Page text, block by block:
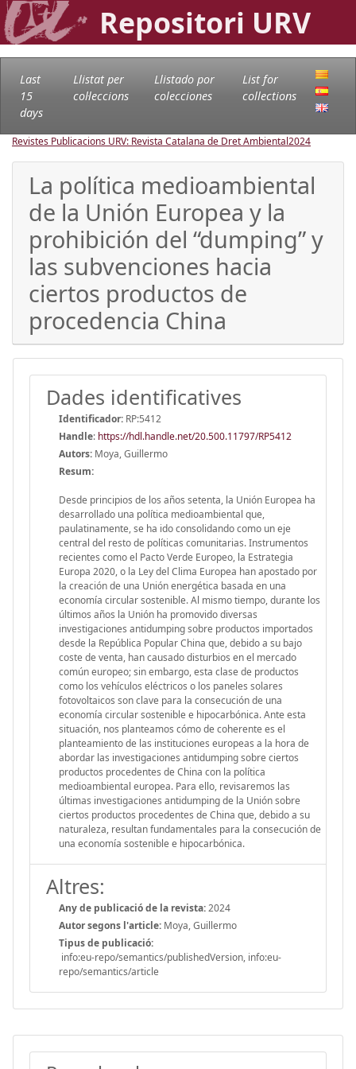
Repositori URV
Last
15
days
Llistat per
col·leccions
Llistado por
colecciones
List for
collections
Revistes Publicacions URV: Revista Catalana de Dret Ambiental2024
La política medioambiental
de la Unión Europea y la
prohibición del “dumping” y
las subvenciones hacia
ciertos productos de
procedencia China
Dades identificatives
Identificador: RP:5412
Handle: https://hdl.handle.net/20.500.11797/RP5412
Autors: Moya, Guillermo
Resum:
Desde principios de los años setenta, la Unión Europea ha
desarrollado una política medioambiental que,
paulatinamente, se ha ido consolidando como un eje
central del resto de políticas comunitarias. Instrumentos
recientes como el Pacto Verde Europeo, la Estrategia
Europa 2020, o la Ley del Clima Europea han apostado por
la creación de una Unión energética basada en una
economía circular sostenible. Al mismo tiempo, durante los
últimos años la Unión ha promovido diversas
investigaciones antidumping sobre productos importados
desde la República Popular China que, debido a su bajo
coste de venta, han causado disturbios en el mercado
común europeo; sin embargo, esta clase de productos
como los vehículos eléctricos o los paneles solares
fotovoltaicos son clave para la consecución de una
economía circular sostenible e hipocarbónica. Ante esta
situación, nos planteamos cómo de coherente es el
planteamiento de las instituciones europeas a la hora de
abordar las investigaciones antidumping sobre ciertos
productos procedentes de China con la política
medioambiental europea. Para ello, revisaremos las
últimas investigaciones antidumping de la Unión sobre
ciertos productos procedentes de China que, debido a su
naturaleza, resultan fundamentales para la consecución de
una economía sostenible e hipocarbónica.
Altres:
Any de publicació de la revista:2024
Autor segons l'article: Moya, Guillermo
Tipus de publicació:
info:eu-repo/semantics/publishedVersion, info:eu-
repo/semantics/article